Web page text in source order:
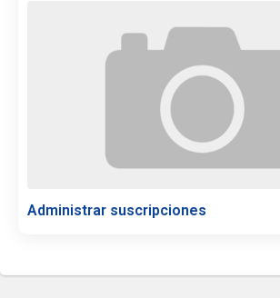
Administrar suscripciones